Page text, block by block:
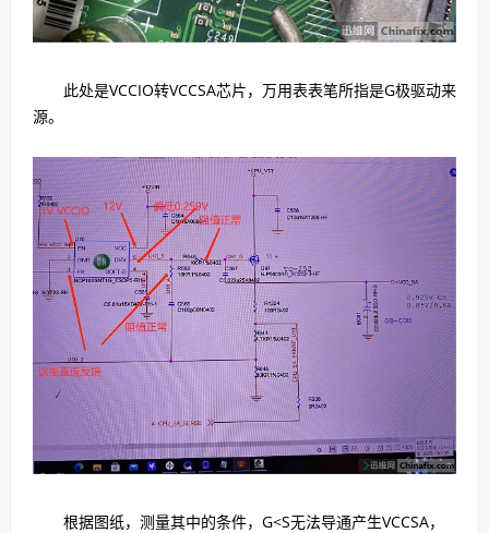
此处是VCCIO转VCCSA芯片，万用表表笔所指是G极驱动来
源。
根据图纸，测量其中的条件，G<S无法导通产生VCCSA，